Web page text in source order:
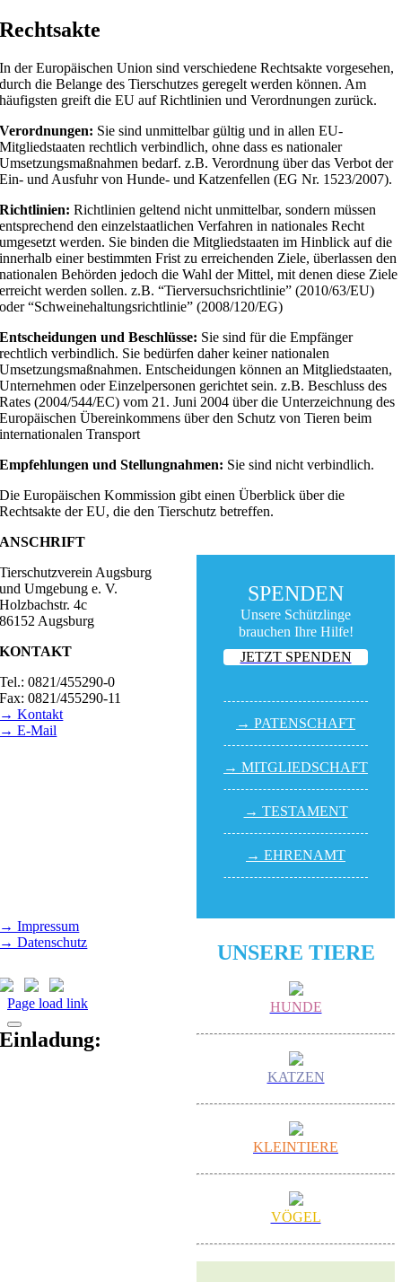
Rechtsakte
In der Europäischen Union sind verschiedene Rechtsakte vorgesehen,
durch die Belange des Tierschutzes geregelt werden können. Am
häufigsten greift die EU auf Richtlinien und Verordnungen zurück.
Verordnungen: Sie sind unmittelbar gültig und in allen EU-
Mitgliedstaaten rechtlich verbindlich, ohne dass es nationaler
Umsetzungsmaßnahmen bedarf. z.B. Verordnung über das Verbot der
Ein- und Ausfuhr von Hunde- und Katzenfellen (EG Nr. 1523/2007).
Richtlinien: Richtlinien geltend nicht unmittelbar, sondern müssen
entsprechend den einzelstaatlichen Verfahren in nationales Recht
umgesetzt werden. Sie binden die Mitgliedstaaten im Hinblick auf die
innerhalb einer bestimmten Frist zu erreichenden Ziele, überlassen den
nationalen Behörden jedoch die Wahl der Mittel, mit denen diese Ziele
erreicht werden sollen. z.B. “Tierversuchsrichtlinie” (2010/63/EU)
oder “Schweinehaltungsrichtlinie” (2008/120/EG)
Entscheidungen und Beschlüsse: Sie sind für die Empfänger
rechtlich verbindlich. Sie bedürfen daher keiner nationalen
Umsetzungsmaßnahmen. Entscheidungen können an Mitgliedstaaten,
Unternehmen oder Einzelpersonen gerichtet sein. z.B. Beschluss des
Rates (2004/544/EC) vom 21. Juni 2004 über die Unterzeichnung des
Europäischen Übereinkommens über den Schutz von Tieren beim
internationalen Transport
Empfehlungen und Stellungnahmen: Sie sind nicht verbindlich.
Die Europäischen Kommission gibt einen Überblick über die
Rechtsakte der EU, die den Tierschutz betreffen.
SPENDEN
Unsere Schützlinge
brauchen Ihre Hilfe!
JETZT SPENDEN
→ PATEN­SCHAFT
→ MITGLIED­SCHAFT
→ TESTA­MENT
→ EHREN­AMT
UNSERE TIERE
HUNDE
KATZEN
KLEINTIERE
VÖGEL
ANSCHRIFT
Tierschutzverein Augsburg
und Umgebung e. V.
Holzbachstr. 4c
86152 Augsburg
KONTAKT
Tel.: 0821/455290-0
Fax: 0821/455290-11
→ Kontakt
→ E-Mail
→ Impressum
→ Datenschutz
Page load link
Einladung: